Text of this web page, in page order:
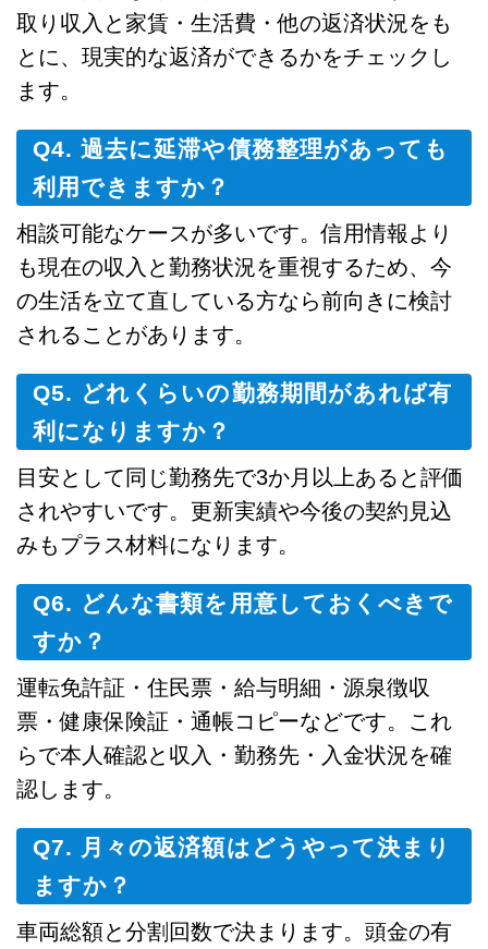
取り収入と家賃・生活費・他の返済状況をも
とに、現実的な返済ができるかをチェックし
ます。
Q4. 過去に延滞や債務整理があっても
利用できますか？
相談可能なケースが多いです。信用情報より
も現在の収入と勤務状況を重視するため、今
の生活を立て直している方なら前向きに検討
されることがあります。
Q5. どれくらいの勤務期間があれば有
利になりますか？
目安として同じ勤務先で3か月以上あると評価
されやすいです。更新実績や今後の契約見込
みもプラス材料になります。
Q6. どんな書類を用意しておくべきで
すか？
運転免許証・住民票・給与明細・源泉徴収
票・健康保険証・通帳コピーなどです。これ
らで本人確認と収入・勤務先・入金状況を確
認します。
Q7. 月々の返済額はどうやって決まり
ますか？
車両総額と分割回数で決まります。頭金の有